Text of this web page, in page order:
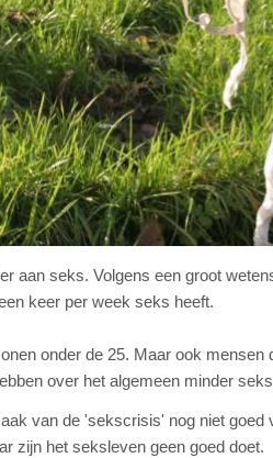
aan seks. Volgens een groot
keer per week seks heeft.
onder de 25. Maar ook
over het algemeen minder
van de 'sekscrisis' nog niet
zijn het seksleven geen goed doet.